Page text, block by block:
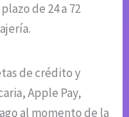
de 24 a 72
de crédito y
Apple Pay,
al momento de la